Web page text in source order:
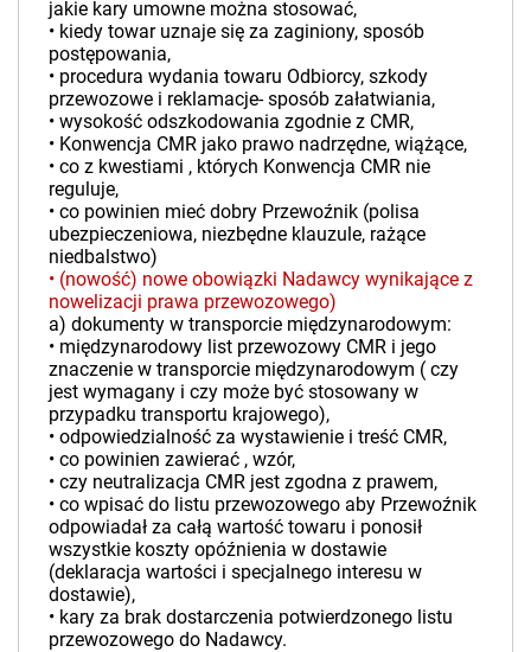
jakie kary umowne można stosować,
• kiedy towar uznaje się za zaginiony, sposób
postępowania,
• procedura wydania towaru Odbiorcy, szkody
przewozowe i reklamacje- sposób załatwiania,
• wysokość odszkodowania zgodnie z CMR,
• Konwencja CMR jako prawo nadrzędne, wiążące,
• co z kwestiami , których Konwencja CMR nie
reguluje,
• co powinien mieć dobry Przewoźnik (polisa
ubezpieczeniowa, niezbędne klauzule, rażące
niedbalstwo)
• (nowość) nowe obowiązki Nadawcy wynikające z
nowelizacji prawa przewozowego)
a) dokumenty w transporcie międzynarodowym:
• międzynarodowy list przewozowy CMR i jego
znaczenie w transporcie międzynarodowym ( czy
jest wymagany i czy może być stosowany w
przypadku transportu krajowego),
• odpowiedzialność za wystawienie i treść CMR,
• co powinien zawierać , wzór,
• czy neutralizacja CMR jest zgodna z prawem,
• co wpisać do listu przewozowego aby Przewoźnik
odpowiadał za całą wartość towaru i ponosił
wszystkie koszty opóźnienia w dostawie
(deklaracja wartości i specjalnego interesu w
dostawie),
• kary za brak dostarczenia potwierdzonego listu
przewozowego do Nadawcy.